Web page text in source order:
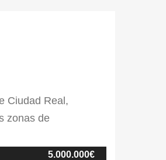
Ciudad Real,
zonas de
5.000.000€